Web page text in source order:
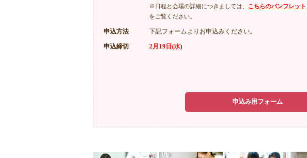
※日程と会場の詳細につきましては、 こちらのパンフレット
をご覧ください。
申込方法 下記フォームよりお申込みください。
申込締切 2月19日(水)
申込み用フォーム